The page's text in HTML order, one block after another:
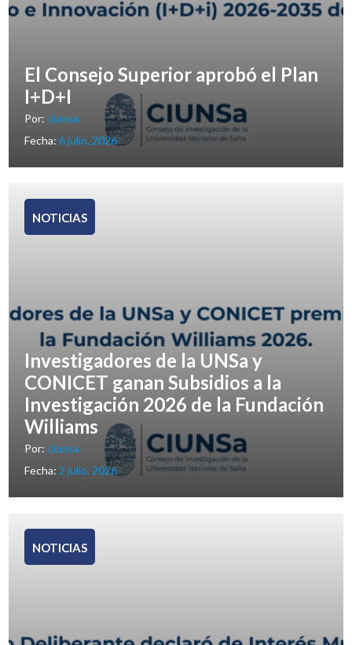
El Consejo Superior aprobó el Plan
I+D+I
Por:ciunsa
Fecha:6 julio, 2026
NOTICIAS
Investigadores de la UNSa y
CONICET ganan Subsidios a la
Investigación 2026 de la Fundación
Williams
Por:ciunsa
Fecha: 2 julio, 2026
NOTICIAS